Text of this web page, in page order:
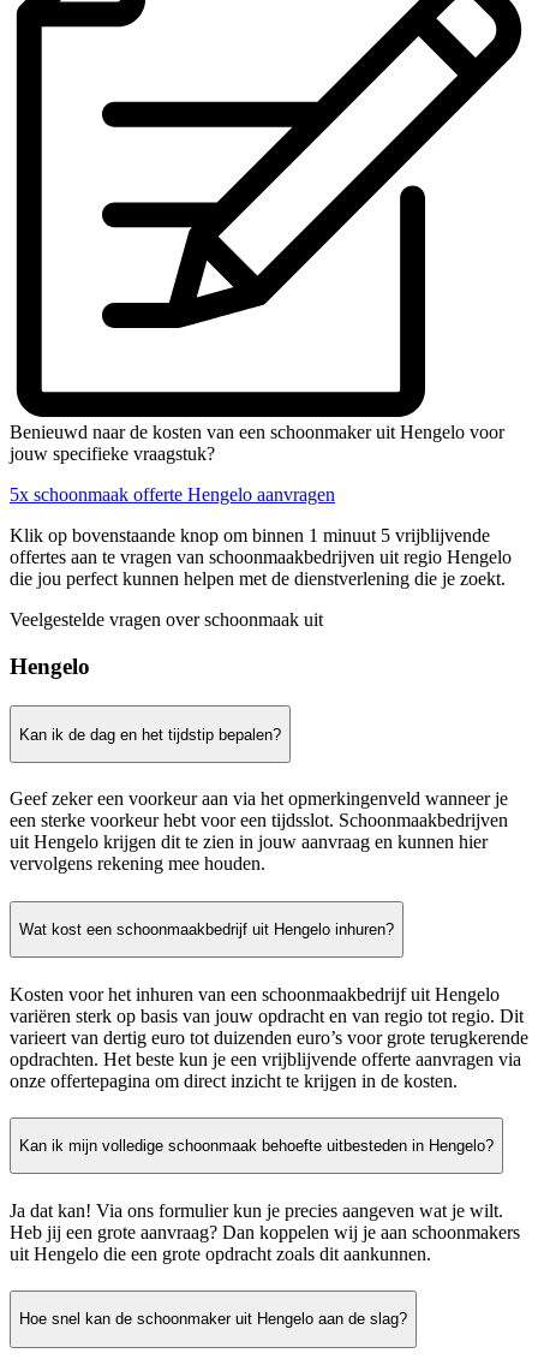
Benieuwd naar de kosten van een schoonmaker uit Hengelo voor
jouw specifieke vraagstuk?
5x schoonmaak offerte Hengelo aanvragen
Klik op bovenstaande knop om binnen 1 minuut 5 vrijblijvende
offertes aan te vragen van schoonmaakbedrijven uit regio Hengelo
die jou perfect kunnen helpen met de dienstverlening die je zoekt.
Veelgestelde vragen over schoonmaak uit
Hengelo
Kan ik de dag en het tijdstip bepalen?
Geef zeker een voorkeur aan via het opmerkingenveld wanneer je
een sterke voorkeur hebt voor een tijdsslot. Schoonmaakbedrijven
uit Hengelo krijgen dit te zien in jouw aanvraag en kunnen hier
vervolgens rekening mee houden.
Wat kost een schoonmaakbedrijf uit Hengelo inhuren?
Kosten voor het inhuren van een schoonmaakbedrijf uit Hengelo
variëren sterk op basis van jouw opdracht en van regio tot regio. Dit
varieert van dertig euro tot duizenden euro’s voor grote terugkerende
opdrachten. Het beste kun je een vrijblijvende offerte aanvragen via
onze offertepagina om direct inzicht te krijgen in de kosten.
Kan ik mijn volledige schoonmaak behoefte uitbesteden in Hengelo?
Ja dat kan! Via ons formulier kun je precies aangeven wat je wilt.
Heb jij een grote aanvraag? Dan koppelen wij je aan schoonmakers
uit Hengelo die een grote opdracht zoals dit aankunnen.
Hoe snel kan de schoonmaker uit Hengelo aan de slag?